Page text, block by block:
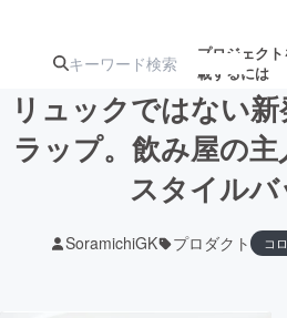
プロジェク
載するには
注目のリ 注目の新着プロ募
リュックではない
ラップ。飲み屋の
スタイルバ
SoramichiGK プロダクト コ